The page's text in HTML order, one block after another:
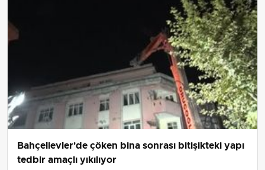
Bahçelievler'de çöken bina sonrası bitişikteki yapı
tedbir amaçlı yıkılıyor